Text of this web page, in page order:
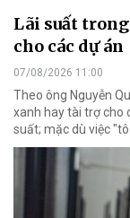
Lãi suất
cho các dự án
07/08/2026 11:00
Theo ông Nguyễn
xanh hay tài trợ cho
suất; mặc dù việc